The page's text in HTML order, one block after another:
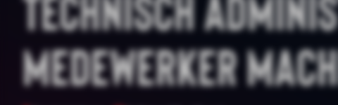
Medewerker